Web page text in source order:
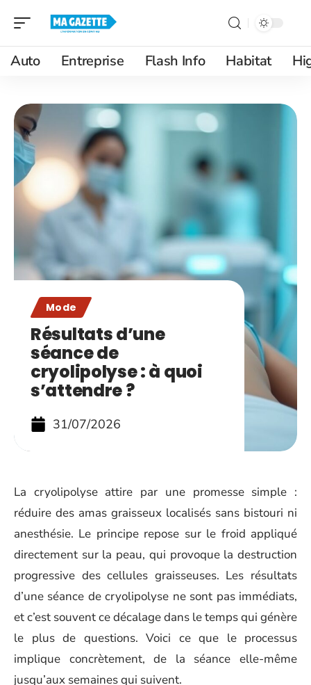
Auto Entreprise Flash Info Habitat
Mode
Résultats d’une
séance de
cryolipolyse : à quoi
s’attendre ?
31/07/2026
La cryolipolyse attire par une promesse simple :
réduire des amas graisseux localisés sans bistouri ni
anesthésie. Le principe repose sur le froid appliqué
directement sur la peau, qui provoque la destruction
progressive des cellules graisseuses. Les résultats
d’une séance de cryolipolyse ne sont pas immédiats,
et c’est souvent ce décalage dans le temps qui génère
le plus de questions. Voici ce que le processus
implique concrètement, de la séance elle-même
jusqu’aux semaines qui suivent.